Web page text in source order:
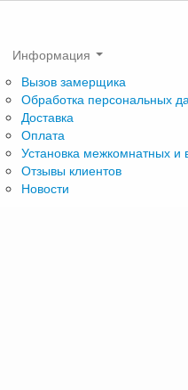
Информация
Вызов замерщика
Обработка персональных
Доставка
Оплата
Установка межкомнатных и
Отзывы клиентов
Новости